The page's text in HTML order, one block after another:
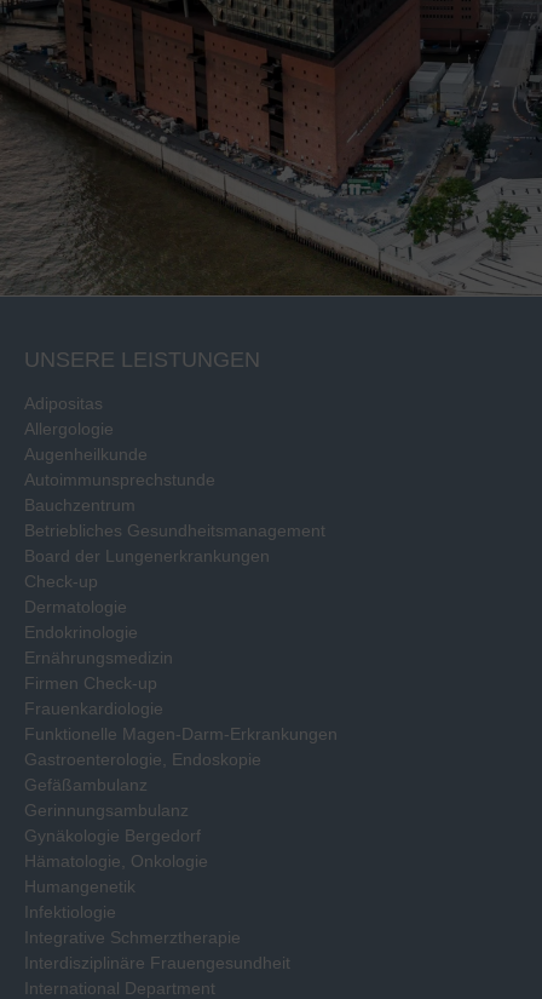
UNSERE LEISTUNGEN
Adipositas
Allergologie
Augenheilkunde
Autoimmunsprechstunde
Bauchzentrum
Betriebliches Gesundheitsmanagement
Board der Lungenerkrankungen
Check-up
Dermatologie
Endokrinologie
Ernährungsmedizin
Firmen Check-up
Frauenkardiologie
Funktionelle Magen-Darm-Erkrankungen
Gastroenterologie, Endoskopie
Gefäßambulanz
Gerinnungsambulanz
Gynäkologie Bergedorf
Hämatologie, Onkologie
Humangenetik
Infektiologie
Integrative Schmerztherapie
Interdisziplinäre Frauengesundheit
International Department